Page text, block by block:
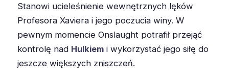
Stanowi ucieleśnienie wewnętrznych lęków
Profesora Xaviera i jego poczucia winy. W
pewnym momencie Onslaught potrafił przejąć
kontrolę nad Hulkiem i wykorzystać jego siłę do
jeszcze większych zniszczeń.